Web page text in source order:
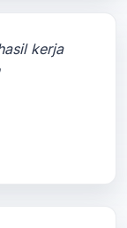
kerja